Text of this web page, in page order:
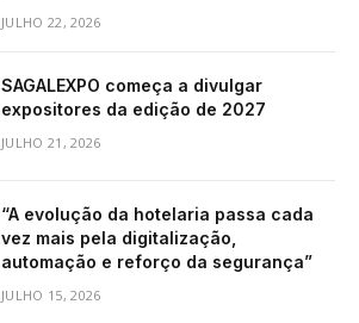
JULHO 22, 2026
SAGALEXPO começa a divulgar
expositores da edição de 2027
JULHO 21, 2026
“A evolução da hotelaria passa cada
vez mais pela digitalização,
automação e reforço da segurança”
JULHO 15, 2026